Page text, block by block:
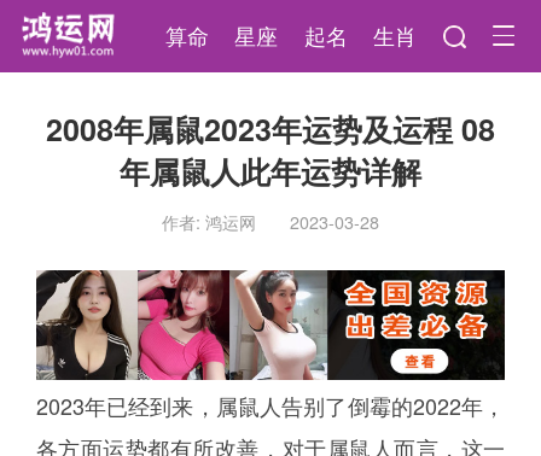
算命 星座 起名 生肖
2008年属鼠2023年运势及运程 08
年属鼠人此年运势详解
作者: 鸿运网 2023-03-28
2023年已经到来，属鼠人告别了倒霉的2022年，
各方面运势都有所改善，对于属鼠人而言，这一